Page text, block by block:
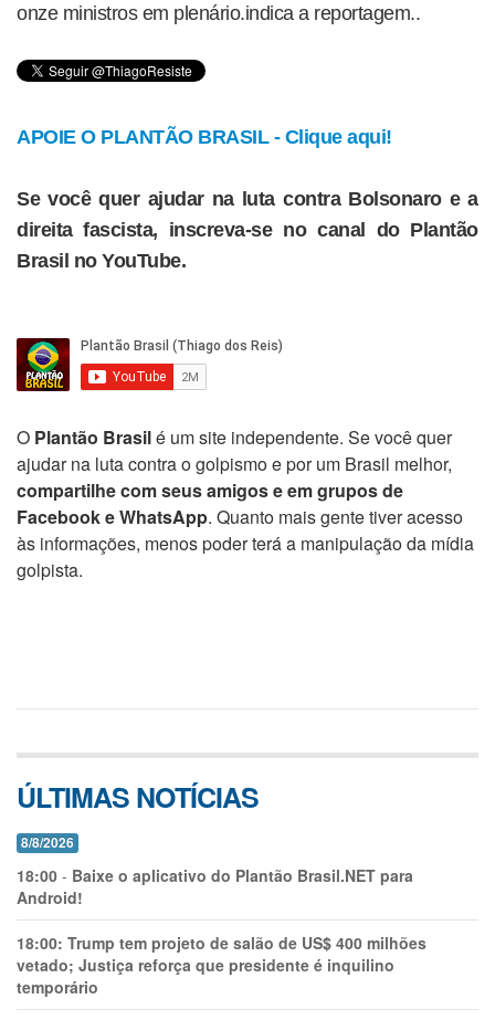
onze ministros em plenário.indica a reportagem..
APOIE O PLANTÃO BRASIL - Clique aqui!
Se você quer ajudar na luta contra Bolsonaro e a
direita fascista, inscreva-se no canal do Plantão
Brasil no YouTube.
O Plantão Brasilé um site independente. Se você quer
ajudar na luta contra o golpismo e por um Brasil melhor,
compartilhe com seus amigos e em grupos de
Facebook e WhatsApp. Quanto mais gente tiver acesso
às informações, menos poder terá a manipulação da mídia
golpista.
ÚLTIMAS NOTÍCIAS
8/8/2026
18:00 - Baixe o aplicativo do Plantão Brasil.NET para
Android!
18:00: Trump tem projeto de salão de US$ 400 milhões
vetado; Justiça reforça que presidente é inquilino
temporário